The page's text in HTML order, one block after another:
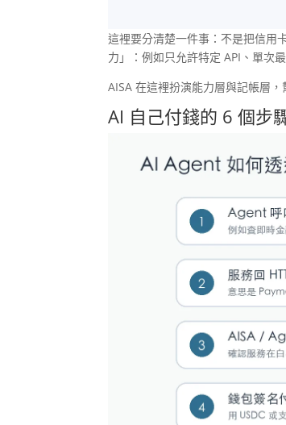
這裡要分清楚一件事：不是把信用
力」：例如只允許特定 API、單次
AISA 在這裡扮演能力層與記帳層
AI 自己付錢的 6 個步